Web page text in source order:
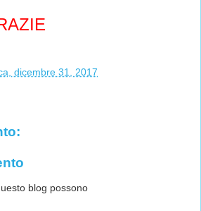
dicembre 31, 2017
blog possono